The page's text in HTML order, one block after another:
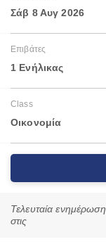
Σάβ 8 Αυγ 2026
Επιβάτες
1 Ενήλικας
Class
Οικονομία
Τελευταία ενημέρωση
στις